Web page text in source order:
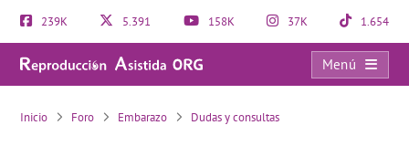
239K 5.391 158K 37K 1.654
Menú
Periodo anormal. ¿Sangrado de implantación o regla?
Inicio Foro Embarazo Dudas y consultas